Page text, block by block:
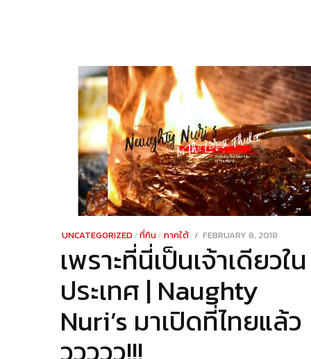
UNCATEGORIZED /ที่กิน/ภาคใต้
POSTED
ON
FEBRUARY 8, 2018
24,
2021
เพราะที่นี่เป็นเจ้าเดียวใน
ประเทศ | Naughty
Nuri’s มาเปิดที่ไทยแล้ว